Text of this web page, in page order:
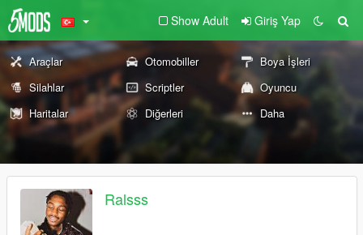
Show Adult Giriş Yap
Araçlar Otomobiller
Boya İşleri
Silahlar
Scriptler
Oyuncu
Haritalar
Diğerleri Daha
Ralsss